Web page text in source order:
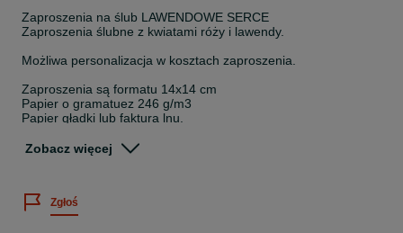
Zaproszenia na ślub LAWENDOWE SERCE
Zaproszenia ślubne z kwiatami róży i lawendy.
Możliwa personalizacja w kosztach zaproszenia.
Zaproszenia są formatu 14x14 cm
Papier o gramatuez 246 g/m3
Papier gładki lub faktura lnu.
Zaproszenie przewiązane pudrową lub fioletową wstążką z
Możliwość zamówienia do kompletu innych dodatków, tj. księga
gości, winietki, zawieszki na alkohol, pudełka na ciasto weselne.
Zobacz więcej
Zgłoś